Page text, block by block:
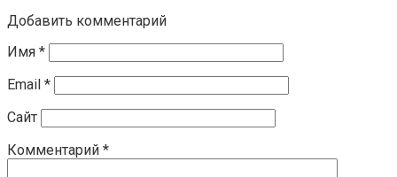
Добавить комментарий
Имя *
Email *
Сайт
Комментарий *